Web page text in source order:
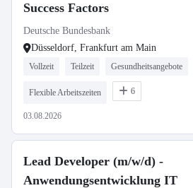
Success Factors
Deutsche Bundesbank
Düsseldorf, Frankfurt am Main
Vollzeit Teilzeit Gesundheitsangebote
Flexible Arbeitszeiten 6
03.08.2026
Lead Developer (m/w/d) -
Anwendungsentwicklung IT